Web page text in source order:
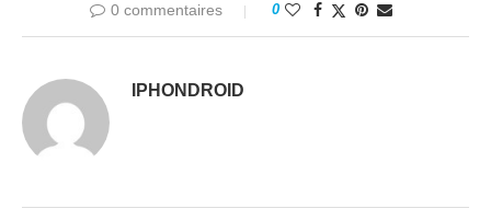
0 commentaires 0
IPHONDROID